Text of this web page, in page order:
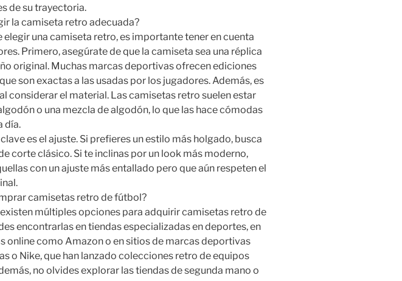
de su trayectoria.
la camiseta retro adecuada?
elegir una camiseta retro, es importante tener en cuenta
Primero, asegúrate de que la camiseta sea una réplica
original. Muchas marcas deportivas ofrecen ediciones
son exactas a las usadas por los jugadores. Además, es
considerar el material. Las camisetas retro suelen estar
o una mezcla de algodón, lo que las hace cómodas
día.
es el ajuste. Si prefieres un estilo más holgado, busca
corte clásico. Si te inclinas por un look más moderno,
con un ajuste más entallado pero que aún respeten el
camisetas retro de fútbol?
existen múltiples opciones para adquirir camisetas retro de
encontrarlas en tiendas especializadas en deportes, en
online como Amazon o en sitios de marcas deportivas
o Nike, que han lanzado colecciones retro de equipos
no olvides explorar las tiendas de segunda mano o